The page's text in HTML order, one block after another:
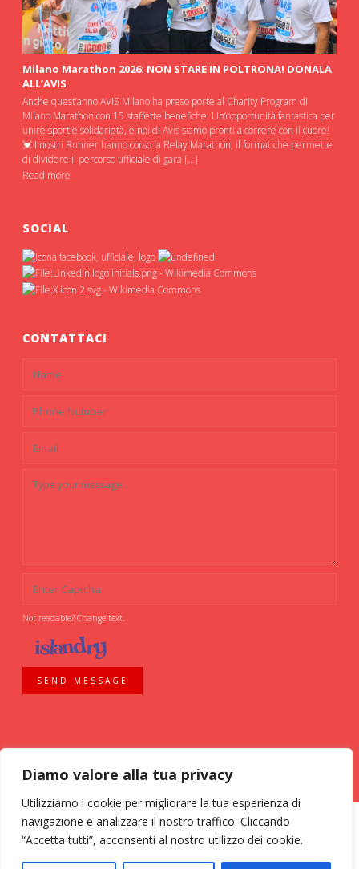
Diamo valore alla tua privacy
Utilizziamo i cookie per migliorare la tua esperienza di
navigazione e analizzare il nostro traffico. Cliccando
“Accetta tutti”, acconsenti al nostro utilizzo dei cookie.
Milano Marathon 2026: NON STARE IN POLTRONA! DONALA
ALL’AVIS
Anche quest’anno AVIS Milano ha preso porte al Charity Program di
Milano Marathon con 15 staffette benefiche. Un’opportunità fantastica per
unire sport e solidarietà, e noi di Avis siamo pronti a correre con il cuore!
💓 I nostri Runner hanno corso la Relay Marathon, il format che permette
di dividere il percorso ufficiale di gara […]
Read more
SOCIAL
CONTATTACI
Not readable? Change text.
SEND MESSAGE